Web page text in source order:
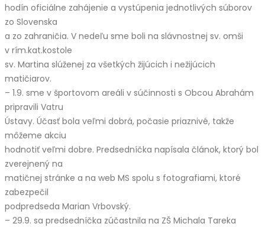
hodín oficiálne zahájenie a vystúpenia jednotlivých súborov
zo Slovenska
a zo zahraničia. V nedeľu sme boli na slávnostnej sv. omši
v rím.kat.kostole
sv. Martina slúženej za všetkých žijúcich i nežijúcich
matičiarov.
– 1.9. sme v športovom areáli v súčinnosti s Obcou Abrahám
pripravili Vatru
Ústavy. Účasť bola veľmi dobrá, počasie priaznivé, takže
môžeme akciu
hodnotiť veľmi dobre. Predsedníčka napísala článok, ktorý bol
zverejnený na
matičnej stránke a na web MS spolu s fotografiami, ktoré
zabezpečil
podpredseda Marian Vrbovský.
– 29.9. sa predsedníčka zúčastnila na ZŠ Michala Tareka